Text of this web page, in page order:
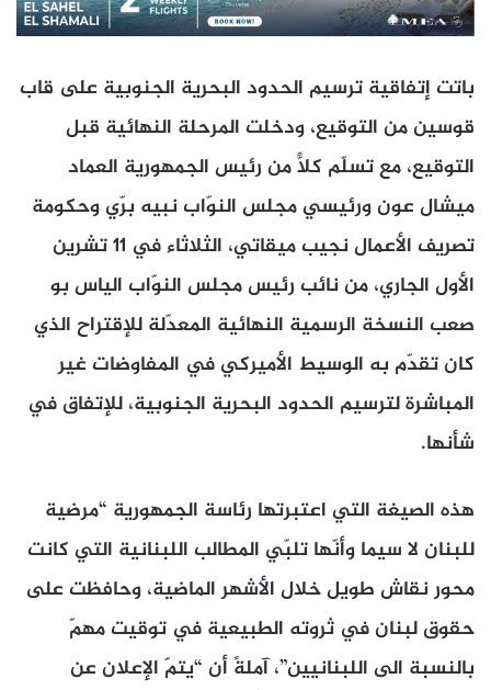
باتت إتفاقية ترسيم الحدود البحرية الجنوبية على قاب
قوسين من التوقيع، ودخلت المرحلة النهائية قبل
التوقيع، مع تسلّم كلّاً من رئيس الجمهورية العماد
ميشال عون ورئيسي مجلس النوّاب نبيه برّي وحكومة
تصريف الأعمال نجيب ميقاتي، الثلاثاء في 11 تشرين
الأول الجاري، من نائب رئيس مجلس النوّاب الياس بو
صعب النسخة الرسمية النهائية المعدّلة للإقتراح الذي
كان تقدّم به الوسيط الأميركي في المفاوضات غير
المباشرة لترسيم الحدود البحرية الجنوبية، للإتفاق في
شأنها.
هذه الصيغة التي اعتبرتها رئاسة الجمهورية “مرضية
للبنان لا سيما وأنّها تلبّي المطالب اللبنانية التي كانت
محور نقاش طويل خلال الأشهر الماضية، وحافظت على
حقوق لبنان في ثروته الطبيعية في توقيت مهمّ
بالنسبة الى اللبنانيين”، آملةً أن “يتمّ الإعلان عن